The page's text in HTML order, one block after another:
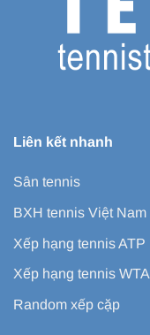
Liên kết nhanh
Sân tennis
BXH tennis Việt Nam
Xếp hạng tennis ATP
Xếp hạng tennis WTA
Random xếp cặp